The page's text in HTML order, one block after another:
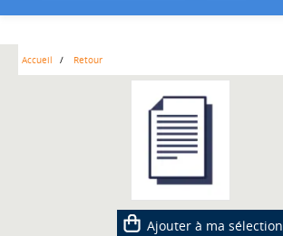
Accueil Retour
Ajouter à ma sélection